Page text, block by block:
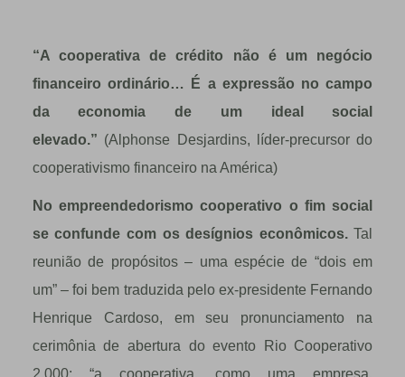
“A cooperativa de crédito não é um negócio
financeiro ordinário… É a expressão no campo
da economia de um ideal social
elevado.” (Alphonse Desjardins, l íder-precursor do
cooperativismo financeiro na América)
No empreendedorismo cooperativo o fim social
se confunde com os desígnios econômicos. Tal
reunião de propósitos– uma espécie de “dois em
um” – foi bem traduzida pelo ex-presidente Fernando
Henrique Cardoso, em seu pronunciamento na
cerimônia de abertura do evento Rio Cooperativo
2.000: “a cooperativa, como uma empresa,